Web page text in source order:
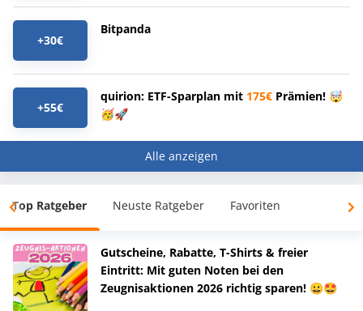
+30€
Bitpanda
+55€
quirion: ETF-Sparplan mit 175€ Prämien! 🤯
🥳🚀
Alle anzeigen
Top Ratgeber Neuste Ratgeber Favoriten
Gutscheine, Rabatte, T-Shirts & freier
Eintritt: Mit guten Noten bei den
Zeugnisaktionen 2026 richtig sparen! 😀🤩